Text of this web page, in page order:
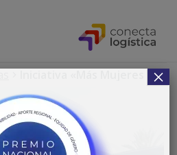
Iniciativa «Más Mujeres×